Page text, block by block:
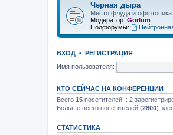
Черная дыра
Место флуда и оффтопика
Модератор: Gorlum
Подфорумы:
ВХОД • РЕГИСТРАЦИЯ
Имя пользователя:
КТО СЕЙЧАС НА КОНФЕРЕНЦИИ
Всего 15 посетителей :: 2
Больше всего посетителей (2800)
СТАТИСТИКА